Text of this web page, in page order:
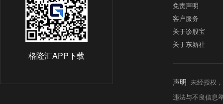
格隆汇APP下载
免责声明
客户服务
关于诊股宝
关于东新社
声明 未经授权
违法与不良信息